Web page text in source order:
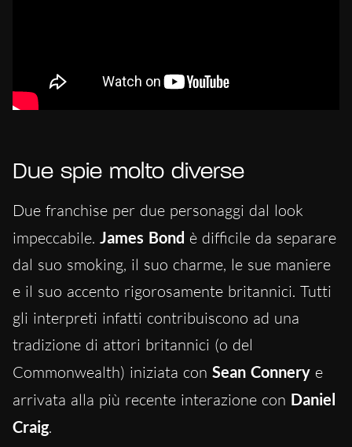
Due spie molto diverse
Due franchise per due personaggi dal look
impeccabile. James Bond è difficile da separare
dal suo smoking, il suo charme, le sue maniere
e il suo accento rigorosamente britannici. Tutti
gli interpreti infatti contribuiscono ad una
tradizione di attori britannici (o del
Commonwealth) iniziata con Sean Connery e
arrivata alla più recente interazione con Daniel
Craig.